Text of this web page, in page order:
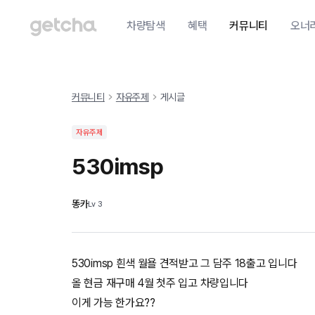
차량탐색 혜택 커뮤니티 오너
커뮤니티 자유주제 게시글
자유주제
530imsp
똥카Lv 3
530imsp 흰색 월욜 견적받고 그 담주 18출고 입니다
올 현금 재구매 4월 첫주 입고 차량입니다
이게 가능 한가요??